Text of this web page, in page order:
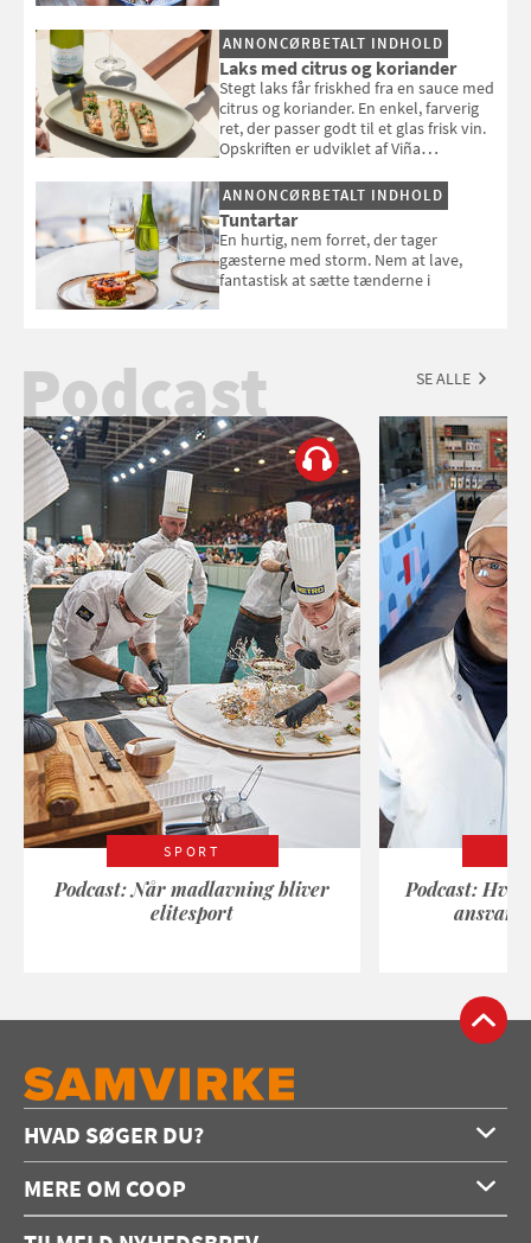
selvstændigt måltid. Opskriften er fra
Louisa Lorangs kogebog "Salat".
ANNONCØRBETALT INDHOLD
Laks med citrus og koriander
Stegt laks får friskhed fra en sauce med
citrus og koriander. En enkel, farverig
ret, der passer godt til et glas frisk vin.
Opskriften er udviklet af Viña
ANNONCØRBETALT INDHOLD
Tuntartar
En hurtig, nem forret, der tager
gæsterne med storm. Nem at lave,
fantastisk at sætte tænderne i
Podcast SE ALLE
SPORT
Podcast: Når madlavning bliver
elitesport
Podcast:
HVAD SØGER DU?
Forside
Opskrifter
Konkurrencer
MERE OM COOP